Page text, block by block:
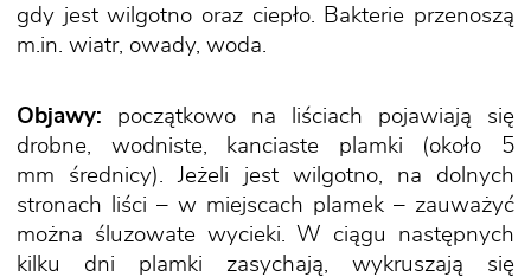
gdy jest wilgotno oraz ciepło. Bakterie przenoszą
m.in. wiatr, owady, woda.
Objawy: początkowo na liściach pojawiają się
drobne, wodniste, kanciaste plamki (około 5
mm średnicy). Jeżeli jest wilgotno, na dolnych
stronach liści – w miejscach plamek – zauważyć
można śluzowate wycieki. W ciągu następnych
kilku dni plamki zasychają, wykruszają się